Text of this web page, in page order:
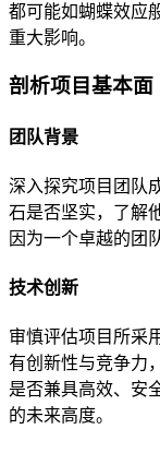
都可能如蝴蝶效应
重大影响。
剖析项目基本面
团队背景
深入探究项目团队
石是否坚实，了解
因为一个卓越的团
技术创新
审慎评估项目所采
有创新性与竞争力
是否兼具高效、安
的未来高度。